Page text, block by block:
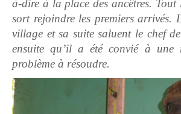
à-dire à la place des ancêtres. Tout
sort rejoindre les premiers arrivés.
village et sa suite saluent le chef
ensuite qu’il a été convié à une
problème à résoudre.